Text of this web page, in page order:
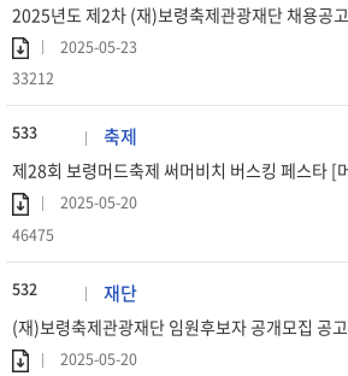
2025년도 제2차 (재)보령축제관광재단 채용공고
2025-05-23
33212
533 축제
2025-05-20
46475
532 재단
(재)보령축제관광재단 임원후보자 공개모집 공고
2025-05-20